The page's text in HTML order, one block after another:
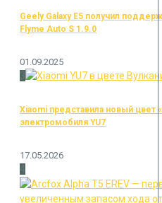
Geely Galaxy E5 получил
Flyme Auto S 1.9.0
01.09.2025
3
Xiaomi представила новый цвет
электромобиля YU7
17.05.2026
4